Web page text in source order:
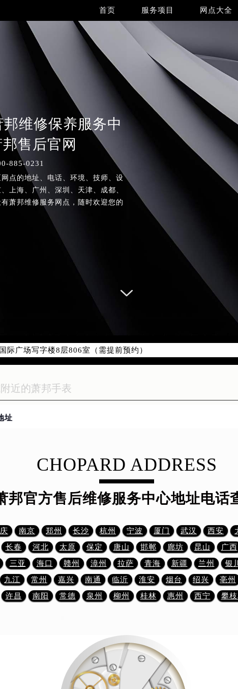
首页 服务项目 网点大全
维修保养服务中
售后官网
885-0231
点的地址、电话、环境、技师、设
上海、广州、深圳、天津、成都、
萧邦维修服务网点，随时欢迎您的
优化升级公告
务热线：400-885-0231
0231，服务覆盖中国大陆、香港、澳门、台湾全部区域（非大
熙国际中心写字楼D座11层1102室（北京总部）（需提前预约）
际广场写字楼8层806室（需提前预约）
IFC国际金融中心写字楼35层3508室（需提前预约）
写字楼1号楼16层1604室（需提前预约）
厦写字楼A座5层503-5室（需提前预约）
际中心写字楼8层805室（需提前预约）
贸易中心写字楼A座13层1304室（需提前预约）
心写字楼（万象城）15层1508室（需提前预约）
际中心写字楼A塔7层704室（需提前预约）
界贸易中心大厦南塔写字楼15层07室（需提前预约）
厦写字楼17层1701室（需提前预约）
大厦写字楼1座30层05室（需提前预约）
写字楼B座11层1104室（需提前预约）
时代广场写字楼9层902室（需提前预约）
号世茂环球金融中心写字楼（芙蓉广场）10层13室（需提前预约
字楼29层2905室（需提前预约）
址
CHOPARD ADDRESS
邦官方售后维修服务中心地址电话
南京 郑州 长沙 杭州 宁波 厦门 武汉 西安
长春 河北 太原 保定 唐山 邯郸 廊坊 昆山 广西
三亚 海口 赣州 漳州 拉萨 青海 新疆 兰州 银川
九江 常州 嘉兴 南通 临沂 淮安 烟台 绍兴 亳州
许昌 南阳 常德 泉州 柳州 桂林 惠州 西宁 攀